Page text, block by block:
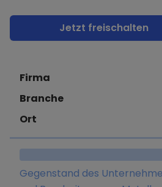
Jetzt freischalten
Firma
Branche
Ort
Gegenstand des